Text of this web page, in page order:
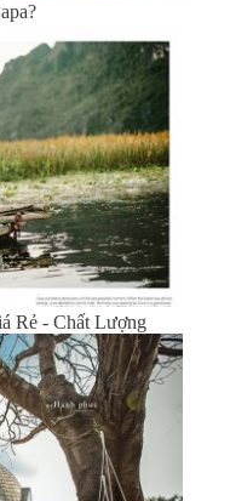
Rẻ - Chất Lượng